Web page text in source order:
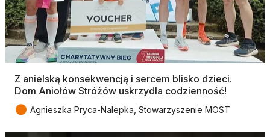
Z anielską konsekwencją i sercem blisko dzieci.
Dom Aniołów Stróżów uskrzydla codzienność!
● Agnieszka Pryca-Nalepka, Stowarzyszenie MOST